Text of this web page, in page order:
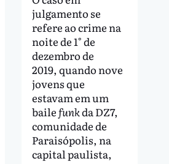
julgamento se
refere ao crime na
noite de 1° de
dezembro de
2019, quando nove
jovens que
estavam em um
bailefunkda DZ7,
comunidade de
Paraisópolis, na
capital paulista,